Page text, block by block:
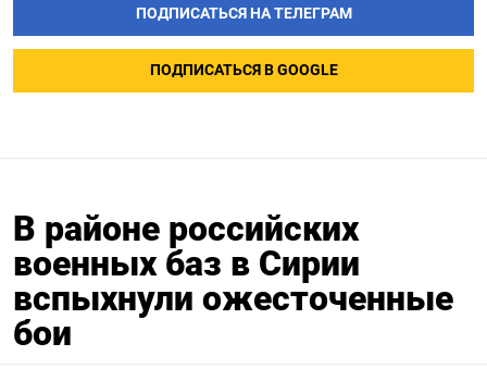
ПОДПИСАТЬСЯ НА ТЕЛЕГРАМ
ПОДПИСАТЬСЯ В GOOGLE
В районе российских
военных баз в Сирии
вспыхнули ожесточенные
бои